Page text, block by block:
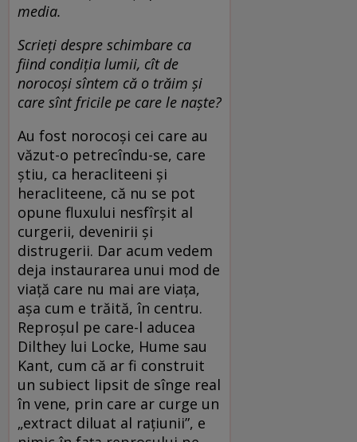
media.
Scrieți despre schimbare ca
fiind condiția lumii, cît de
norocoși sîntem că o trăim și
care sînt fricile pe care le naște?
Au fost norocoși cei care au
văzut-o petrecîndu-se, care
știu, ca heracliteeni și
heracliteene, că nu se pot
opune fluxului nesfîrșit al
curgerii, devenirii și
distrugerii. Dar acum vedem
deja instaurarea unui mod de
viață care nu mai are viața,
așa cum e trăită, în centru.
Reproșul pe care-l aducea
Dilthey lui Locke, Hume sau
Kant, cum că ar fi construit
un subiect lipsit de sînge real
în vene, prin care ar curge un
„extract diluat al rațiunii”, e